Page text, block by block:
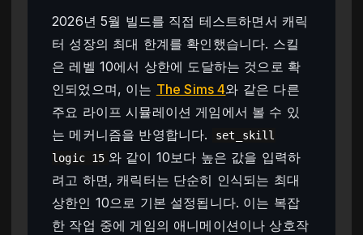
2026년 5월 빌드를 직접 테스트하면서 캐릭
터 성장의 최대 한계를 확인했습니다. 스킬
은 레벨 10에서 상한에 도달하는 것으로 확
인되었으며, 이는 The Sims 4와 같은 다른
주요 라이프 시뮬레이션 게임에서 볼 수 있
는 메커니즘을 반영합니다.
set_skill
logic 15 와 같이 10보다 높은 값을 입력하
려고 하면, 캐릭터는 단순히 인식되는 최대
상한인 10으로 기본 설정됩니다. 이는 복잡
한 작업 중에 게임의 애니메이션이나 상호작